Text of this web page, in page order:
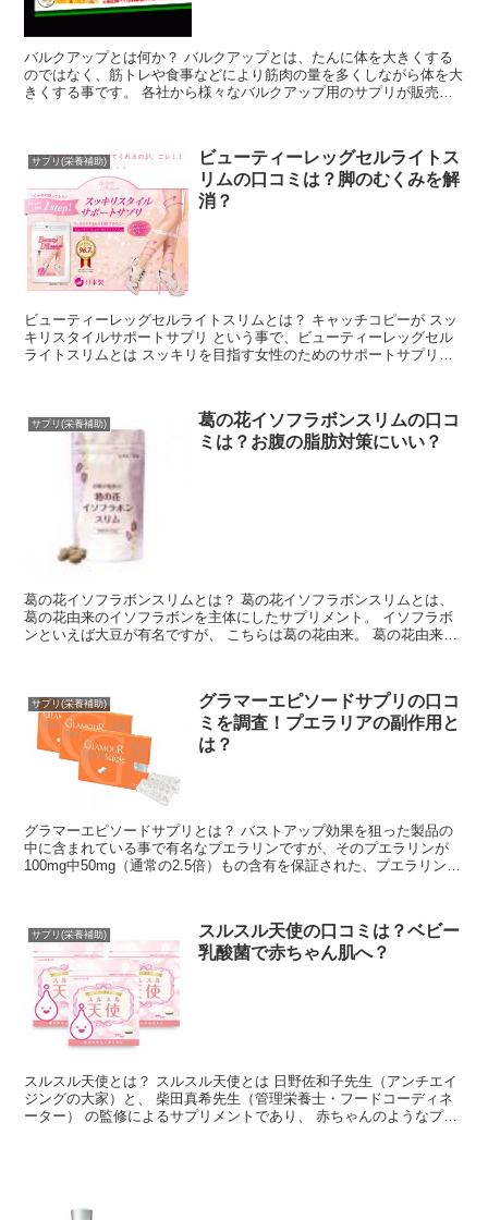
バルクアップとは何か？ バルクアップとは、たんに体を大きくする
のではなく、筋トレや食事などにより筋肉の量を多くしながら体を大
きくする事です。 各社から様々なバルクアップ用のサプリが販売さ
サプリ(栄養補助)
ビューティーレッグセルライトス
リムの口コミは？脚のむくみを解
消？
ビューティーレッグセルライトスリムとは？ キャッチコピーが スッ
キリスタイルサポートサプリ という事で、ビューティーレッグセル
ライトスリムとは スッキリを目指す女性のためのサポートサプリメ
サプリ(栄養補助)
葛の花イソフラボンスリムの口コ
ミは？お腹の脂肪対策にいい？
葛の花イソフラボンスリムとは？ 葛の花イソフラボンスリムとは、
葛の花由来のイソフラボンを主体にしたサプリメント。 イソフラボ
ンといえば大豆が有名ですが、 こちらは葛の花由来。 葛の花由来の
サプリ(栄養補助)
グラマーエピソードサプリの口コ
ミを調査！プエラリアの副作用と
は？
グラマーエピソードサプリとは？ バストアップ効果を狙った製品の
中に含まれている事で有名なプエラリンですが、そのプエラリンが
100mg中50mg（通常の2.5倍）もの含有を保証された、プエラリン高
サプリ(栄養補助)
スルスル天使の口コミは？ベビー
乳酸菌で赤ちゃん肌へ？
スルスル天使とは？ スルスル天使とは 日野佐和子先生（アンチエイ
ジングの大家）と、 柴田真希先生（管理栄養士・フードコーディネ
ーター） の監修によるサプリメントであり、 赤ちゃんのようなプル